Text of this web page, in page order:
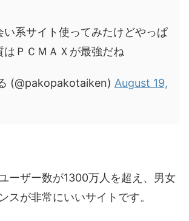
い系サイト使ってみたけどやっぱ
はＰＣＭＡＸが最強だね
(@pakopakotaiken) August 19,
ーザー数が1300万人を超え、男女
スが非常にいいサイトです。